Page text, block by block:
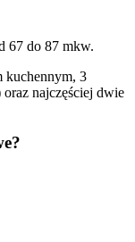
67 do 87 mkw.
kuchennym, 3
najczęściej dwie